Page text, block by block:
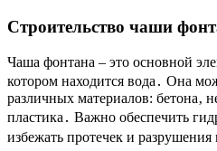
Строительство чаши
Чаша фонтана – это основной
котором находится вода․ Она
различных материалов: бетона‚
пластика․ Важно обеспечить
избежать протечек и разрушения